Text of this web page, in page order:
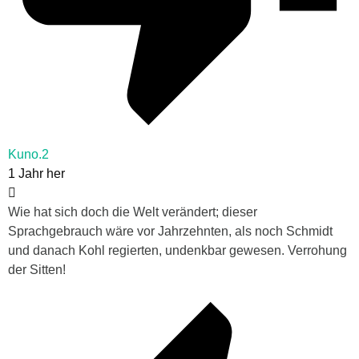
Kuno.2
1 Jahr her
Wie hat sich doch die Welt verändert; dieser
Sprachgebrauch wäre vor Jahrzehnten, als noch Schmidt
und danach Kohl regierten, undenkbar gewesen. Verrohung
der Sitten!